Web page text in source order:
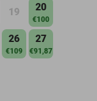
19 20
€100
26
€109
27
€91,87